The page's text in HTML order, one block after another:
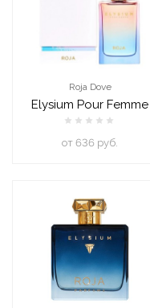
Roja Dove
Elysium Pour Femme
oт 636 руб.